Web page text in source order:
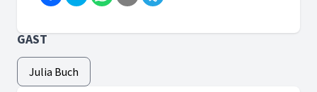
GAST
Julia Buch